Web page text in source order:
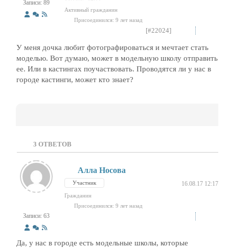
Записи: 89
Активный гражданин
Присоединился: 9 лет назад
[#22024]
У меня дочка любит фотографироваться и мечтает стать
моделью. Вот думаю, может в модельную школу отправить
ее. Или в кастингах поучаствовать. Проводятся ли у нас в
городе кастинги, может кто знает?
3 ОТВЕТОВ
Записи: 63
Алла Носова
Участник 16.08.17 12:17
Гражданин
Присоединился: 9 лет назад
Да, у нас в городе есть модельные школы, которые